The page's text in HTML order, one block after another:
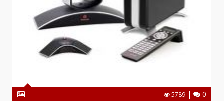
5789 | 0